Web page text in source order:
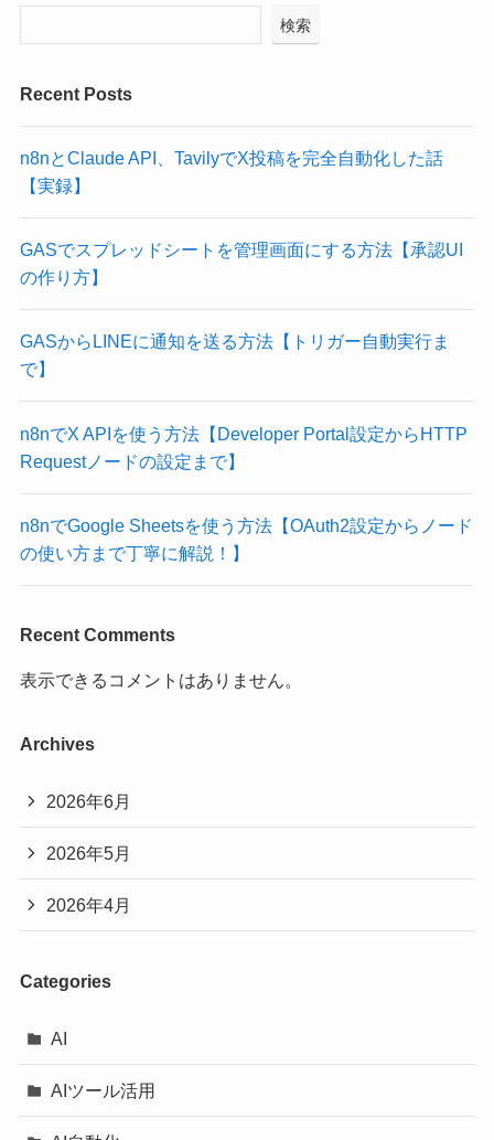
検索
Recent Posts
n8nとClaude API、TavilyでX投稿を完全自動化した話
【実録】
GASでスプレッドシートを管理画面にする方法【承認UI
の作り方】
GASからLINEに通知を送る方法【トリガー自動実行ま
で】
n8nでX APIを使う方法【Developer Portal設定からHTTP
Requestノードの設定まで】
n8nでGoogle Sheetsを使う方法【OAuth2設定からノード
の使い方まで丁寧に解説！】
Recent Comments
表示できるコメントはありません。
Archives
2026年6月
2026年5月
2026年4月
Categories
AI
AIツール活用